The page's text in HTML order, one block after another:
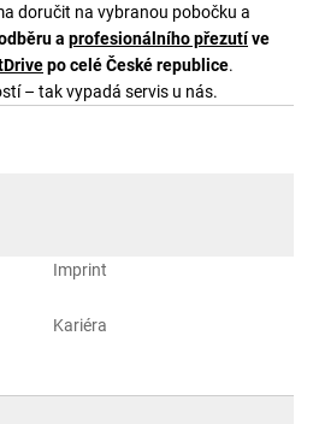
doručit na vybranou pobočku a
a profesionálního přezutíve
po celé České republice.
– tak vypadá servis u nás.
Imprint
Kariéra